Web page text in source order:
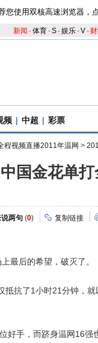
您使用双核高速浏览器，
新闻 -体育-S-娱乐-V-
频 | 中超 | 彩票
程视频直播2011年温网 >
国金花单
两句 (0) 复制链接
后的希望，破灭了。
抗了1小时21分钟，就
手，而跻身温网16强